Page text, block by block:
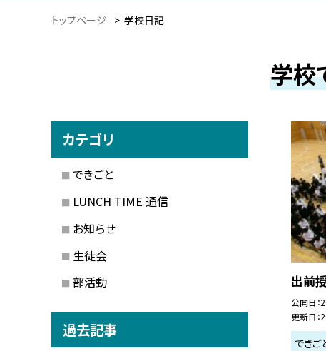
トップページ > 学校日記
学校
出前
公開日
更新日
できご
カテゴリ
できごと
LUNCH TIME 通信
お知らせ
生徒会
部活動
過去記事